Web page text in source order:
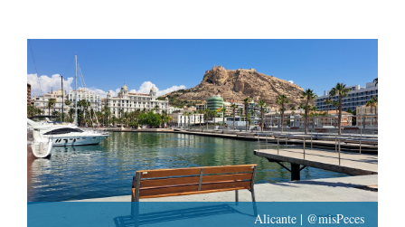
Alicante | @misPeces